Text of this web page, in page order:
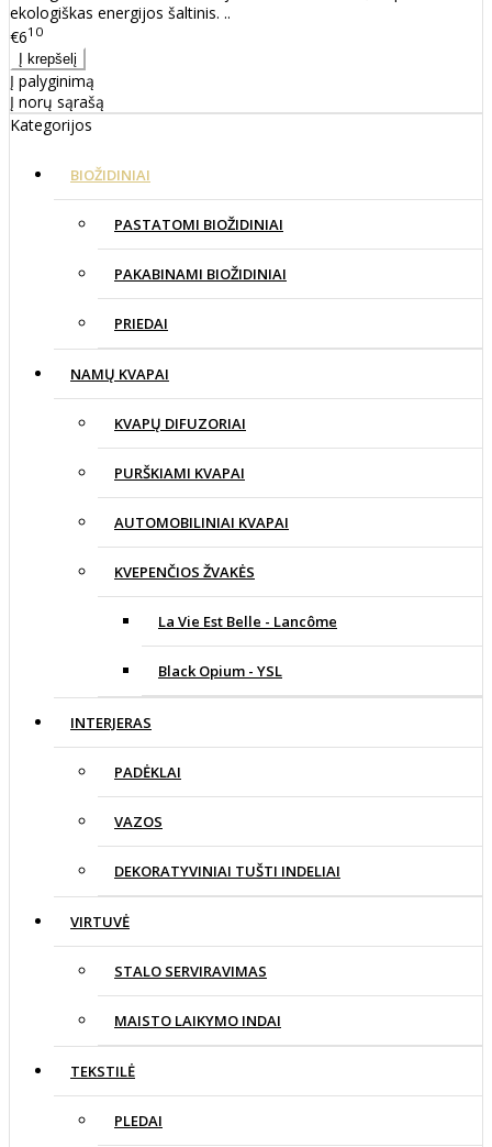
ekologiškas energijos šaltinis. ..
€610
Į palyginimą
Į norų sąrašą
Kategorijos
BIOŽIDINIAI
PASTATOMI BIOŽIDINIAI
PAKABINAMI BIOŽIDINIAI
PRIEDAI
NAMŲ KVAPAI
KVAPŲ DIFUZORIAI
PURŠKIAMI KVAPAI
AUTOMOBILINIAI KVAPAI
KVEPENČIOS ŽVAKĖS
La Vie Est Belle - Lancôme
Black Opium - YSL
INTERJERAS
PADĖKLAI
VAZOS
DEKORATYVINIAI TUŠTI INDELIAI
VIRTUVĖ
STALO SERVIRAVIMAS
MAISTO LAIKYMO INDAI
TEKSTILĖ
PLEDAI